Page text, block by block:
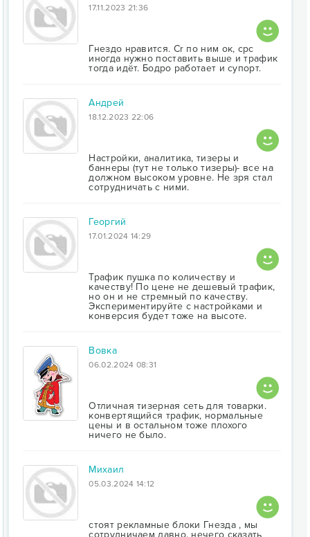
17.11.2023 21:36
Гнездо нравится. Cr по ним ок, срс
иногда нужно поставить выше и трафик
тогда идёт. Бодро работает и супорт.
Андрей
18.12.2023 22:06
Настройки, аналитика, тизеры и
баннеры (тут не только тизеры)- все на
должном высоком уровне. Не зря стал
сотрудничать с ними.
Георгий
17.01.2024 14:29
Трафик пушка по количеству и
качеству! По цене не дешевый трафик,
но он и не стремный по качеству.
Экспериментируйте с настройками и
конверсия будет тоже на высоте.
Вовка
06.02.2024 08:31
Отличная тизерная сеть для товарки.
конвертящийся трафик, нормальные
цены и в остальном тоже плохого
ничего не было.
Михаил
05.03.2024 14:12
стоят рекламные блоки Гнезда , мы
сотрудничаем давно. нечего сказать